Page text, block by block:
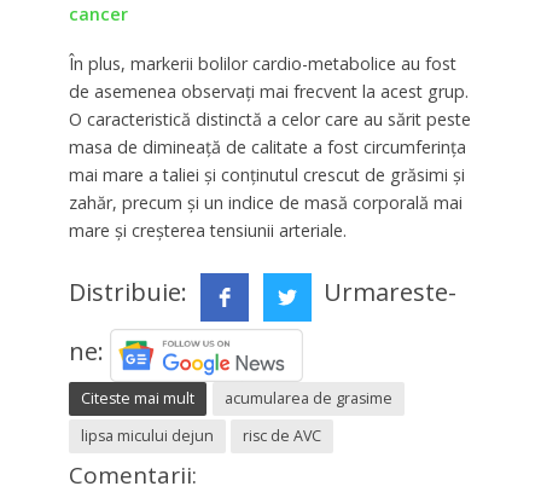
cancer
În plus, markerii bolilor cardio-metabolice au fost
de asemenea observați mai frecvent la acest grup.
O caracteristică distinctă a celor care au sărit peste
masa de dimineață de calitate a fost circumferința
mai mare a taliei și conținutul crescut de grăsimi și
zahăr, precum și un indice de masă corporală mai
mare și creșterea tensiunii arteriale.
Distribuie:
Urmareste-
ne:
Citeste mai mult
acumularea de grasime
lipsa micului dejun
risc de AVC
Comentarii: